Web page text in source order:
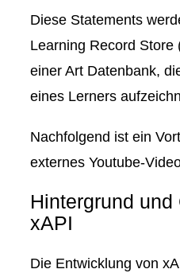
Diese Statements
Learning Record Store
einer Art Datenbank,
eines Lerners
Nachfolgend ist ein
externes Youtube-
Hintergrund
xAPI
Die Entwicklung von